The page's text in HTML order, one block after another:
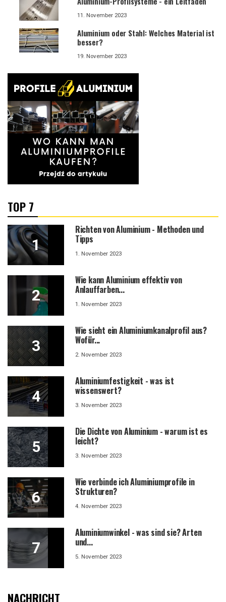
11. November 2023
Aluminium oder Stahl: Welches Material ist
besser?
19. November 2023
TOP 7
Richten von Aluminium - Methoden und
Tipps
1. November 2023
Wie kann Aluminium effektiv von
Anlauffarben...
1. November 2023
Wie sieht ein Aluminiumkanalprofil aus?
Wofür...
2. November 2023
Aluminiumfestigkeit - was ist
wissenswert?
3. November 2023
Die Dichte von Aluminium - warum ist es
leicht?
3. November 2023
Wie verbinde ich Aluminiumprofile in
Strukturen?
4. November 2023
Aluminiumwinkel - was sind sie? Arten
und...
5. November 2023
NACHRICHT